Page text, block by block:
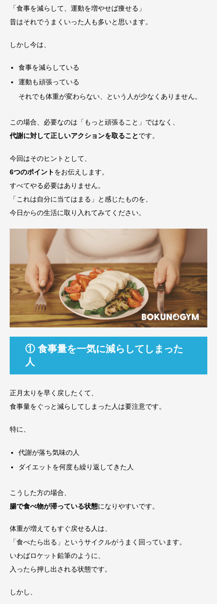
「食事を減らして、運動を増やせば痩せる」
昔はそれでうまくいった人も多いと思います。
しかし今は、
食事を減らしている
運動も頑張っている
それでも体重が変わらない、という人が少なくありません。
この場合、必要なのは「もっと頑張ること」ではなく、
代謝に対して正しいアクションを取ることです。
今回はそのヒントとして、
6つのポイントをお伝えします。
すべてやる必要はありません。
「これは自分に当てはまる」と感じたものを、
今日からの生活に取り入れてみてください。
① 食事量を一気に減らしてしまった
人
正月太りを早く戻したくて、
食事量をぐっと減らしてしまった人は要注意です。
特に、
代謝が落ち気味の人
ダイエットを何度も繰り返してきた人
こうした方の場合、
腸で食べ物が滞っている状態になりやすいです。
体重が増えてもすぐ戻せる人は、
「食べたら出る」というサイクルがうまく回っています。
いわばロケット鉛筆のように、
入ったら押し出される状態です。
しかし、